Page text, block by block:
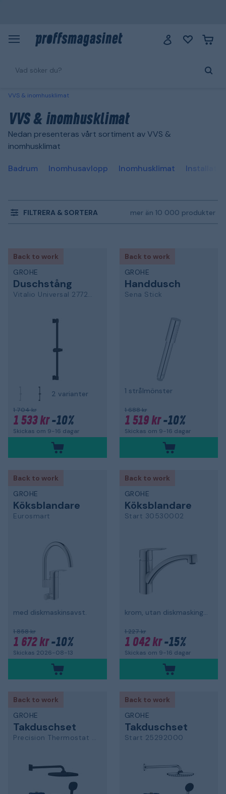
VVS & inomhusklimat
VVS & inomhusklimat
Nedan presenteras vårt sortiment av VVS &
inomhusklimat
Badrum Inomhusavlopp Inomhusklimat
FILTRERA & SORTERA mer än 10 000 produkter
Back to work
GROHE
Duschstång
Vitalio Universal 277242431
2 varianter
1 704 kr
1 533 kr-10%
Skickas om 9-16 dagar
Back to work
GROHE
Handdusch
Sena Stick
1 strålmönster
1 688 kr
1 519 kr-10%
Skickas om 9-16 dagar
Back to work
GROHE
Köksblandare
Eurosmart
med diskmaskinsavst.
1 858 kr
1 672 kr-10%
Skickas 2026-08-13
Back to work
GROHE
Köksblandare
Start 30530002
krom, utan diskmaskingsavstängning
1 227 kr
1 042 kr-15%
Skickas om 9-16 dagar
Back to work
GROHE
Takduschset
Precision Thermostat 348822430
Back to work
GROHE
Takduschset
Start 25292000